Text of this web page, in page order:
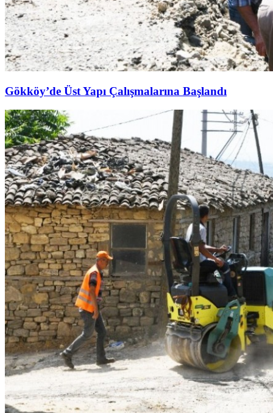
Gökköy’de Üst Yapı Çalışmalarına Başlandı